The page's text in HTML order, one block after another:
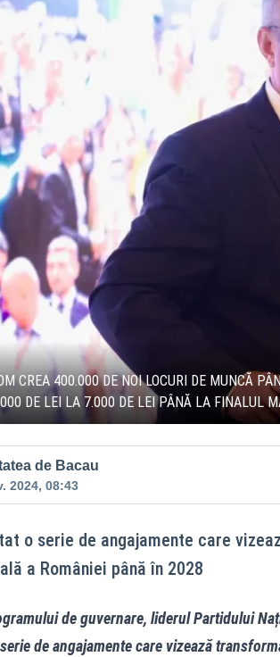
CREA 400.000 DE NOI LOCURI DE MUNCĂ
DE LEI LA 7.000 DE LEI PÂNĂ LA FINALUL
de Bacau
2024, 08:43
o serie de angajamente care
a României până în 2028
de guvernare, liderul Partidului
de angajamente care vizează